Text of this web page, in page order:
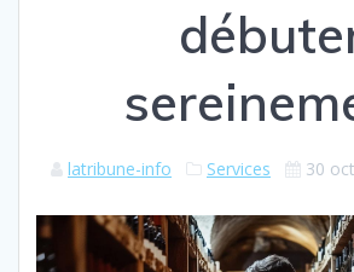
latribune-info Services 30